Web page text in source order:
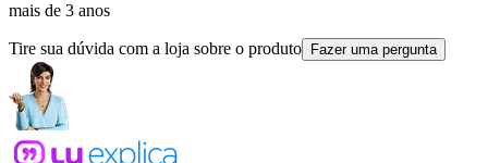
mais de 3 anos
Tire sua dúvida com a loja sobre o produto Fazer uma pergunta